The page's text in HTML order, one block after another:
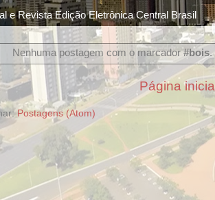
e Revista Edição Eletrônica Central Brasil
Nenhuma postagem com o marcador#bois.
Página
Postagens (Atom)